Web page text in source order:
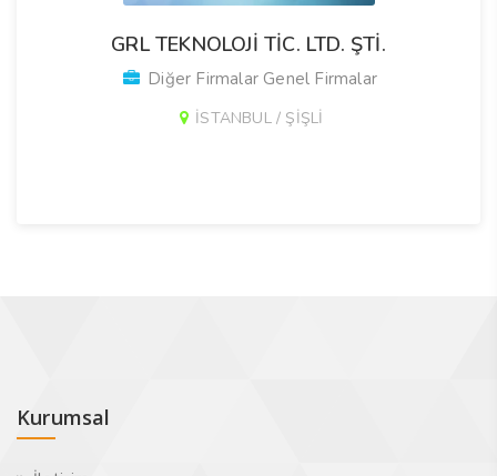
GRL TEKNOLOJİ TİC. LTD. ŞTİ.
Diğer Firmalar Genel Firmalar
İSTANBUL / ŞİŞLİ
Kurumsal